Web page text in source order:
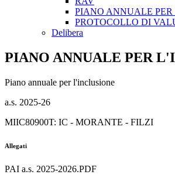
PIANO ANNUALE
PROTOCOLLO DI
Delibera
PIANO ANNUALE PER
Piano annuale per l'inclusione
a.s. 2025-26
MIIC80900T: IC - MORANTE - FILZI
Allegati
PAI a.s. 2025-2026.PDF